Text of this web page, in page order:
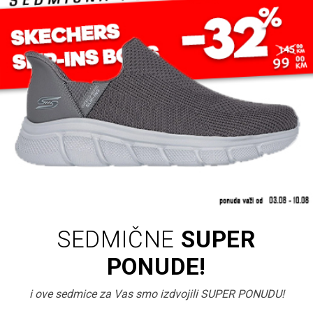
SEDMIČNE SUPER
PONUDE!
i ove sedmice za Vas smo izdvojili SUPER PONUDU!